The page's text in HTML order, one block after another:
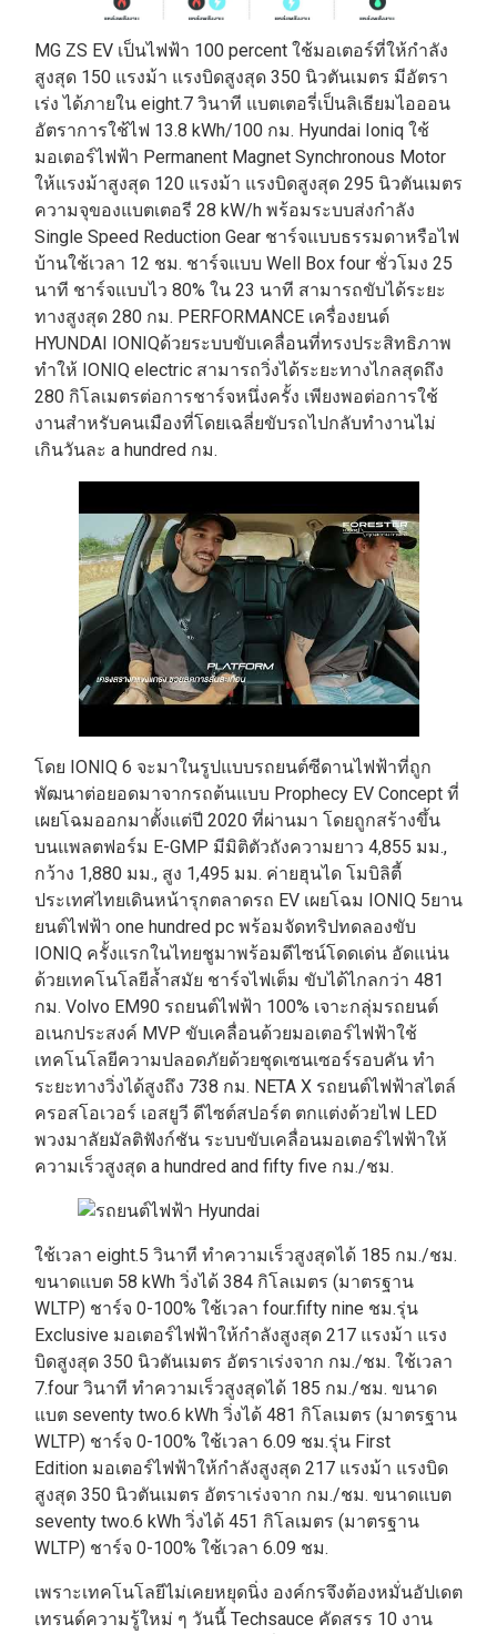
MG ZS EV เป็นไฟฟ้า 100 percent ใช้มอเตอร์ที่ให้กำลัง
สูงสุด 150 แรงม้า แรงบิดสูงสุด 350 นิวตันเมตร มีอัตรา
เร่ง ได้ภายใน eight.7 วินาที แบตเตอรี่เป็นลิเธียมไอออน
อัตราการใช้ไฟ 13.8 kWh/100 กม. Hyundai Ioniq ใช้
มอเตอร์ไฟฟ้า Permanent Magnet Synchronous Motor
ให้แรงม้าสูงสุด 120 แรงม้า แรงบิดสูงสุด 295 นิวตันเมตร
ความจุของแบตเตอรี 28 kW/h พร้อมระบบส่งกำลัง
Single Speed Reduction Gear ชาร์จแบบธรรมดาหรือไฟ
บ้านใช้เวลา 12 ชม. ชาร์จแบบ Well Box four ชั่วโมง 25
นาที ชาร์จแบบไว 80% ใน 23 นาที สามารถขับได้ระยะ
ทางสูงสุด 280 กม. PERFORMANCE เครื่องยนต์
HYUNDAI IONIQด้วยระบบขับเคลื่อนที่ทรงประสิทธิภาพ
ทำให้ IONIQ electric สามารถวิ่งได้ระยะทางไกลสุดถึง
280 กิโลเมตรต่อการชาร์จหนึ่งครั้ง เพียงพอต่อการใช้
งานสำหรับคนเมืองที่โดยเฉลี่ยขับรถไปกลับทำงานไม่
เกินวันละ a hundred กม.
โดย IONIQ 6 จะมาในรูปแบบรถยนต์ซีดานไฟฟ้าที่ถูก
พัฒนาต่อยอดมาจากรถต้นแบบ Prophecy EV Concept ที่
เผยโฉมออกมาตั้งแต่ปี 2020 ที่ผ่านมา โดยถูกสร้างขึ้น
บนแพลตฟอร์ม E-GMP มีมิติตัวถังความยาว 4,855 มม.,
กว้าง 1,880 มม., สูง 1,495 มม. ค่ายฮุนได โมบิลิตี้
ประเทศไทยเดินหน้ารุกตลาดรถ EV เผยโฉม IONIQ 5ยาน
ยนต์ไฟฟ้า one hundred pc พร้อมจัดทริปทดลองขับ
IONIQ ครั้งแรกในไทยชูมาพร้อมดีไซน์โดดเด่น อัดแน่น
ด้วยเทคโนโลยีล้ำสมัย ชาร์จไฟเต็ม ขับได้ไกลกว่า 481
กม. Volvo EM90 รถยนต์ไฟฟ้า 100% เจาะกลุ่มรถยนต์
อเนกประสงค์ MVP ขับเคลื่อนด้วยมอเตอร์ไฟฟ้าใช้
เทคโนโลยีความปลอดภัยด้วยชุดเซนเซอร์รอบคัน ทำ
ระยะทางวิ่งได้สูงถึง 738 กม. NETA X รถยนต์ไฟฟ้าสไตล์
ครอสโอเวอร์ เอสยูวี ดีไซต์สปอร์ต ตกแต่งด้วยไฟ LED
พวงมาลัยมัลติฟังก์ชัน ระบบขับเคลื่อนมอเตอร์ไฟฟ้าให้
ความเร็วสูงสุด a hundred and fifty five กม./ชม.
ใช้เวลา eight.5 วินาที ทำความเร็วสูงสุดได้ 185 กม./ชม.
ขนาดแบต 58 kWh วิ่งได้ 384 กิโลเมตร (มาตรฐาน
WLTP) ชาร์จ 0-100% ใช้เวลา four.fifty nine ชม.รุ่น
Exclusive มอเตอร์ไฟฟ้าให้กำลังสูงสุด 217 แรงม้า แรง
บิดสูงสุด 350 นิวตันเมตร อัตราเร่งจาก กม./ชม. ใช้เวลา
7.four วินาที ทำความเร็วสูงสุดได้ 185 กม./ชม. ขนาด
แบต seventy two.6 kWh วิ่งได้ 481 กิโลเมตร (มาตรฐาน
WLTP) ชาร์จ 0-100% ใช้เวลา 6.09 ชม.รุ่น First
Edition มอเตอร์ไฟฟ้าให้กำลังสูงสุด 217 แรงม้า แรงบิด
สูงสุด 350 นิวตันเมตร อัตราเร่งจาก กม./ชม. ขนาดแบต
seventy two.6 kWh วิ่งได้ 451 กิโลเมตร (มาตรฐาน
WLTP) ชาร์จ 0-100% ใช้เวลา 6.09 ชม.
เพราะเทคโนโลยีไม่เคยหยุดนิ่ง องค์กรจึงต้องหมั่นอัปเดต
เทรนด์ความรู้ใหม่ ๆ วันนี้ Techsauce คัดสรร 10 งาน